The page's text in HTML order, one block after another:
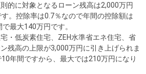
的に対象となるローン残高は2,000万円
。控除率は0.7％なので年間の控除額は
最大140万円です。
・低炭素住宅、ZEH水準省エネ住宅、省
残高の上限が3,000万円に引き上げられま
年間ですから、最大では210万円になり